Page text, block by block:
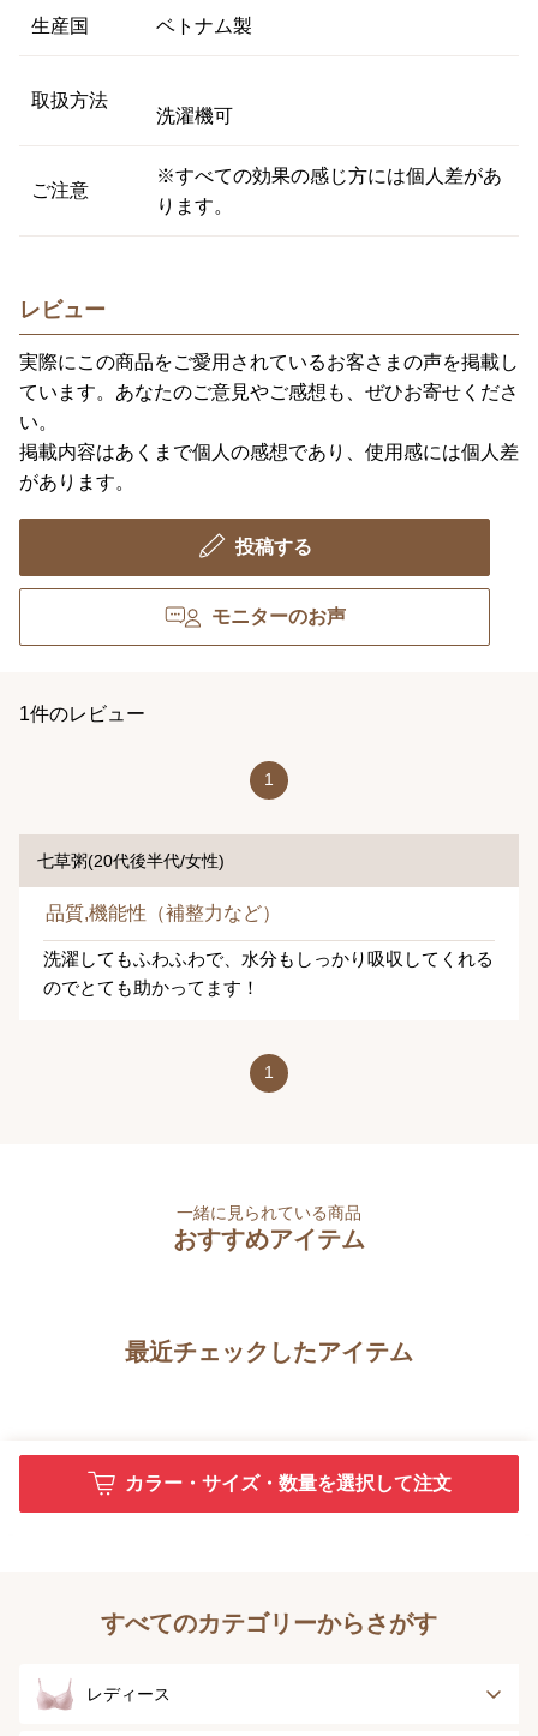
生産国 ベトナム製
取扱方法
洗濯機可
ご注意
※すべての効果の感じ方には個人差があ
ります。
レビュー
実際にこの商品をご愛用されているお客さまの声を掲載し
ています。あなたのご意見やご感想も、ぜひお寄せくださ
い。
掲載内容はあくまで個人の感想であり、使用感には個人差
があります。
投稿する
モニターのお声
1件のレビュー
1
七草粥(20代後半代/女性)
品質,機能性（補整力など）
洗濯してもふわふわで、水分もしっかり吸収してくれる
のでとても助かってます！
1
一緒に見られている商品
おすすめアイテム
最近チェックしたアイテム
カラー・サイズ・数量を選択して注文
すべてのカテゴリーからさがす
レディース